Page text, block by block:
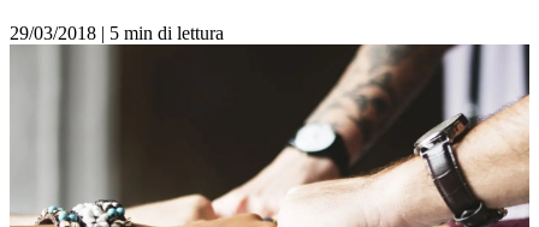
29/03/2018 | 5 min di lettura